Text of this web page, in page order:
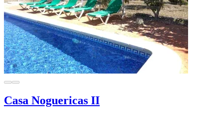
Casa Noguericas II